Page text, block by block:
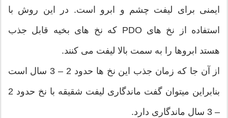
ایمنی برای لیفت چشم و ابرو است. در این روش با
استفاده از نخ های PDO که نخ های بخیه قابل جذب
هستد ابروها را به سمت بالا لیفت می کنند.
از آن جا که زمان جذب این نخ ها حدود 2 – 3 سال است
بنابراین میتوان گفت ماندگاری لیفت شقیقه با نخ حدود 2
– 3 سال ماندگاری دارد.